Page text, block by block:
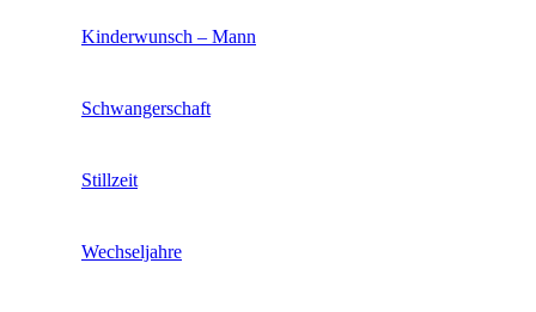
Kinderwunsch – Mann
Schwangerschaft
Stillzeit
Wechseljahre